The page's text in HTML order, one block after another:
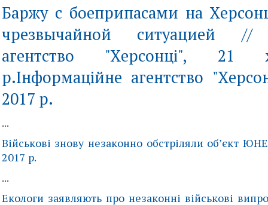
Баржу с боеприпасами на
чрезвычайной ситуацией //
агентство "Херсонці", 21
р.Інформаційне агентство
2017 р.
...
Військові знову незаконно обстріляли об’єкт
2017 р.
...
Екологи заявляють про незаконні військові